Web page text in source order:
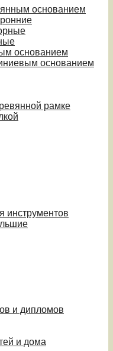
основанием
основанием
основанием
рамке
инструментов
и дипломов
и дома